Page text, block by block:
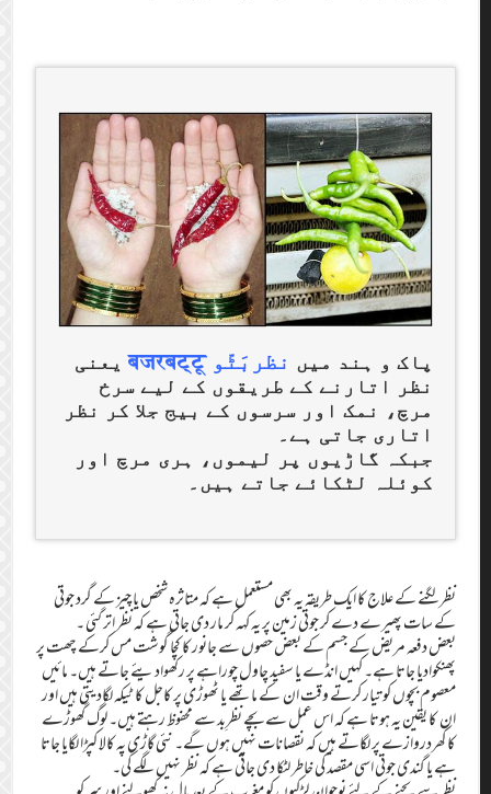
پاک و ہند میں نظربَٹّو बजरबट्टू
یعنی
نظر اتارنے کے طریقوں کے لیے سرخ
مرچ، نمک اور سرسوں کے بیج جلا کر نظر
اتاری جاتی ہے۔
جبکہ گاڑیوں پر لیموں، ہری مرچ اور
کوئلہ لٹکائے جاتے ہیں۔
نظر لگنے کے علاج کا ایک طریقہ یہ بھی مستعمل ہے کہ متاثرہ شخص یا چیز کے گرد جوتی
کے سات پھیرے دے کر جوتی زمین پر یہ کہہ کر مار دی جاتی ہے کہ نظر اتر گئی ۔
بعض دفعہ مریض کے جسم کے بعض حصوں سے جانور کا کچا گوشت مس کرکے چھت پر
پھنکوادیا جاتا ہے۔ کہیں انڈے یا سفید چاول چوراہے پر رکھوادیئے جاتے ہیں۔ مائیں
معصوم بچوں کو تیار کرتے وقت ان کے ماتھے یا ٹھوڑی پر کاجل کا ٹیکہ لگادیتی ہیں اور
ان کا یقین یہ ہوتا ہے کہ اس عمل سے بچے نظرِبد سے محفوظ رہتے ہیں۔ لوگ گھوڑے
کا کھردروازے پر لگاتے ہیں کہ نقصانات نہیں ہوں گے۔ نئی گاڑی پہ کالا کپڑا لگایا جاتا
ہے یا گندی جوتی اسی مقصد کی خاطر لٹکا دی جاتی ہے کہ نظر نہیں لگے گی۔